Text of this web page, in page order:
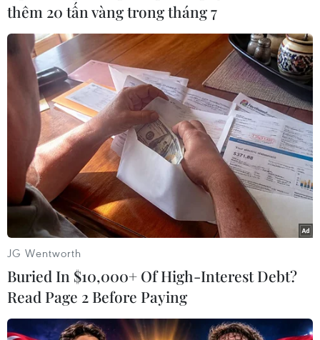
#Năng lượng hạt nhân #Triều Tiên
#Nhật Bản
#tin tức hot
#tin tức an ninh #tin tức hot
#an ninh
#an ninh nghệ an
#thời sự
#thời sự hôm nay
#bản tin thời sự
#tội phạm
#truy nã
thêm 20 tấn vàng trong tháng 7
JG Wentworth
Buried In $10,000+ Of High-Interest Debt?
Read Page 2 Before Paying